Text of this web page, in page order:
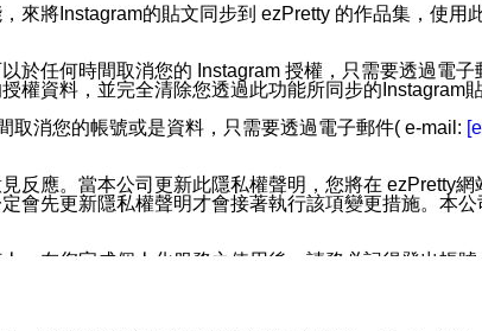
來將Instagram的貼文同步到 ezPretty 的作品集，使
於任何時間取消您的 Instagram 授權，只需要透過電
權資料，並完全清除您透過此功能所同步的Instagram貼
消您的帳號或是資料，只需要透過電子郵件( e-mail:
反應。當本公司更新此隱私權聲明，您將在 ezPretty
會先更新隱私權聲明才會接著執行該項變更措施。本
。在您完成個人化服務之使用後，請務必記得登出帳
或宣傳本網站各項服務之資料或電子郵件供您參考。